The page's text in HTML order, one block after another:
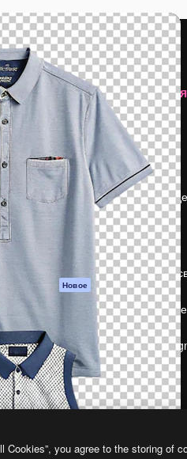
Начать
Academy
Документация по
Пакету ИИ
Служба
поддержки
Условия и
положения
Политика
конфиденциальности
Новое
Политика файлов
cookie
Центр доверия
Партнеры
Предприятие
Компания
Цены
О нас
Reviews
Вакансии
Поиск
Блог
События
Slidesgo
Продайте
контент
прессы
Ищете
Cookies”, you agree to the storing of